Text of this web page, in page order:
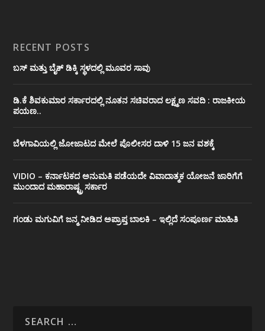
RECENT POSTS
ಬಸ್ ಮತ್ತು ಬೈಕ್ ಡಿಕ್ಕಿ ಸ್ಥಳದಲ್ಲಿ ಮೂವರ ಸಾವು
ಡಿ.ಕೆ ಶಿವಕುಮಾರ ಸರ್ಕಾರದಲ್ಲಿ ನೂತನ ಸಚಿವರಾದ ಲಕ್ಷ್ಮಣ ಸವದಿ : ರಾಜಕೀಯ
ಪಯಣ..
ಬೆಳಗಾವಿಯಲ್ಲಿ ಜೋಜಾಟದ ಮೇಲೆ ಪೊಲೀಸರ ದಾಳಿ 15 ಜನ ವಶಕ್ಕೆ
VIDIO – ಕರ್ನಾಟಕದ ಅನುಮತಿ ಪಡೆಯದೇ ವಿವಾದಾತ್ಮಕ ಯೋಜನೆ ಜಾರಿಗೆಗೆ
ಮುಂದಾದ ಮಹಾರಾಷ್ಟ್ರ ಸರ್ಕಾರ
ಗಂಡು ಮಗುವಿಗೆ ಜನ್ಮ ನೀಡಿದ ಅಪ್ರಾಪ್ತ ಬಾಲಕಿ – ಇಲ್ಲಿದೆ ಸಂಪೂರ್ಣ ಮಾಹಿತಿ